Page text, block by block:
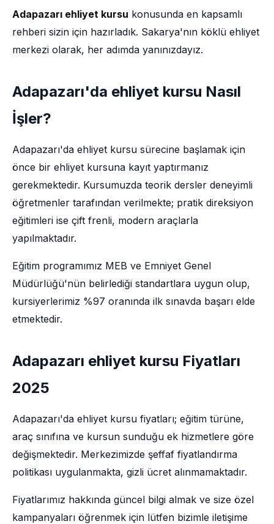
Adapazarı ehliyet kursu konusunda en kapsamlı
rehberi sizin için hazırladık. Sakarya'nın köklü ehliyet
merkezi olarak, her adımda yanınızdayız.
Adapazarı'da ehliyet kursu Nasıl
İşler?
Adapazarı'da ehliyet kursu sürecine başlamak için
önce bir ehliyet kursuna kayıt yaptırmanız
gerekmektedir. Kursumuzda teorik dersler deneyimli
öğretmenler tarafından verilmekte; pratik direksiyon
eğitimleri ise çift frenli, modern araçlarla
yapılmaktadır.
Eğitim programımız MEB ve Emniyet Genel
Müdürlüğü'nün belirlediği standartlara uygun olup,
kursiyerlerimiz %97 oranında ilk sınavda başarı elde
etmektedir.
Adapazarı ehliyet kursu Fiyatları
2025
Adapazarı'da ehliyet kursu fiyatları; eğitim türüne,
araç sınıfına ve kursun sunduğu ek hizmetlere göre
değişmektedir. Merkezimizde şeffaf fiyatlandırma
politikası uygulanmakta, gizli ücret alınmamaktadır.
Fiyatlarımız hakkında güncel bilgi almak ve size özel
kampanyaları öğrenmek için lütfen bizimle iletişime